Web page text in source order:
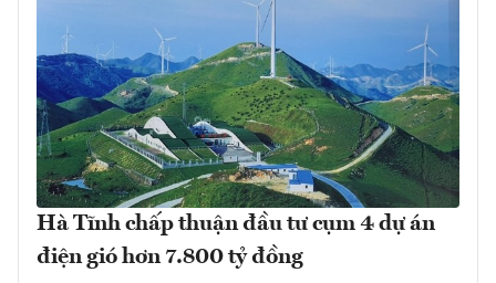
Hà Tĩnh chấp thuận đầu tư cụm 4 dự án
điện gió hơn 7.800 tỷ đồng